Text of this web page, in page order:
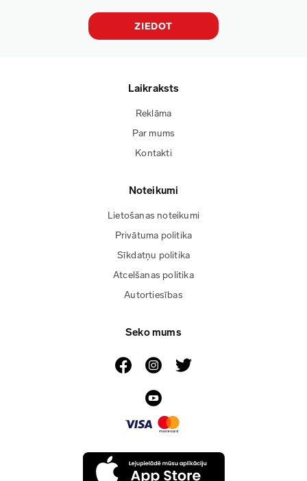
ZIEDOT
Laikraksts
Reklāma
Par mums
Kontakti
Noteikumi
Lietošanas noteikumi
Privātuma politika
Sīkdatņu politika
Atcelšanas politika
Autortiesības
Seko mums